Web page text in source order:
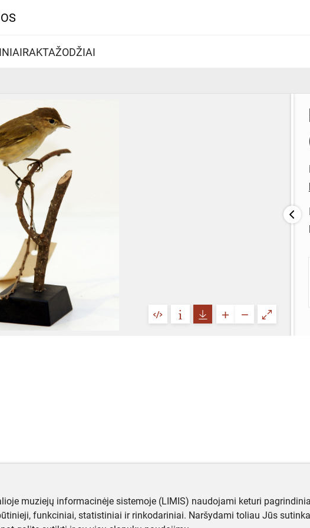
RAKTAŽODŽIAI
muziejų informacinėje sistemoje (LIMIS) naudojami keturi
funkciniai, statistiniai ir rinkodariniai. Naršydami toliau Jūs